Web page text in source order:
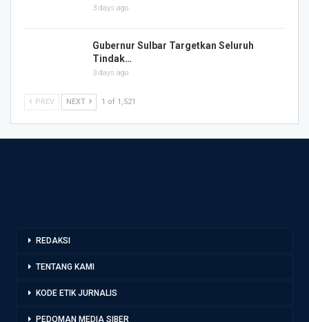
3 days ago
Gubernur Sulbar Targetkan Seluruh
Tindak…
3 days ago
PREV NEXT 1 of 1,521
REDAKSI
TENTANG KAMI
KODE ETIK JURNALIS
PEDOMAN MEDIA SIBER